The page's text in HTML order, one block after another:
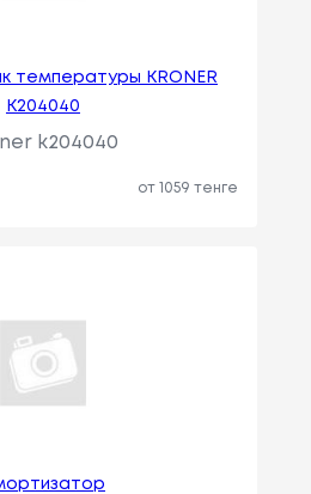
температуры KRONER
K204040
k204040
от 1059 тенге